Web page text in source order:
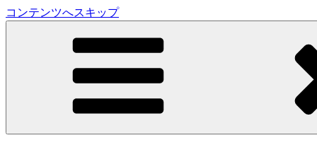
コンテンツへスキップ
LA VILLA ROUGE Blog